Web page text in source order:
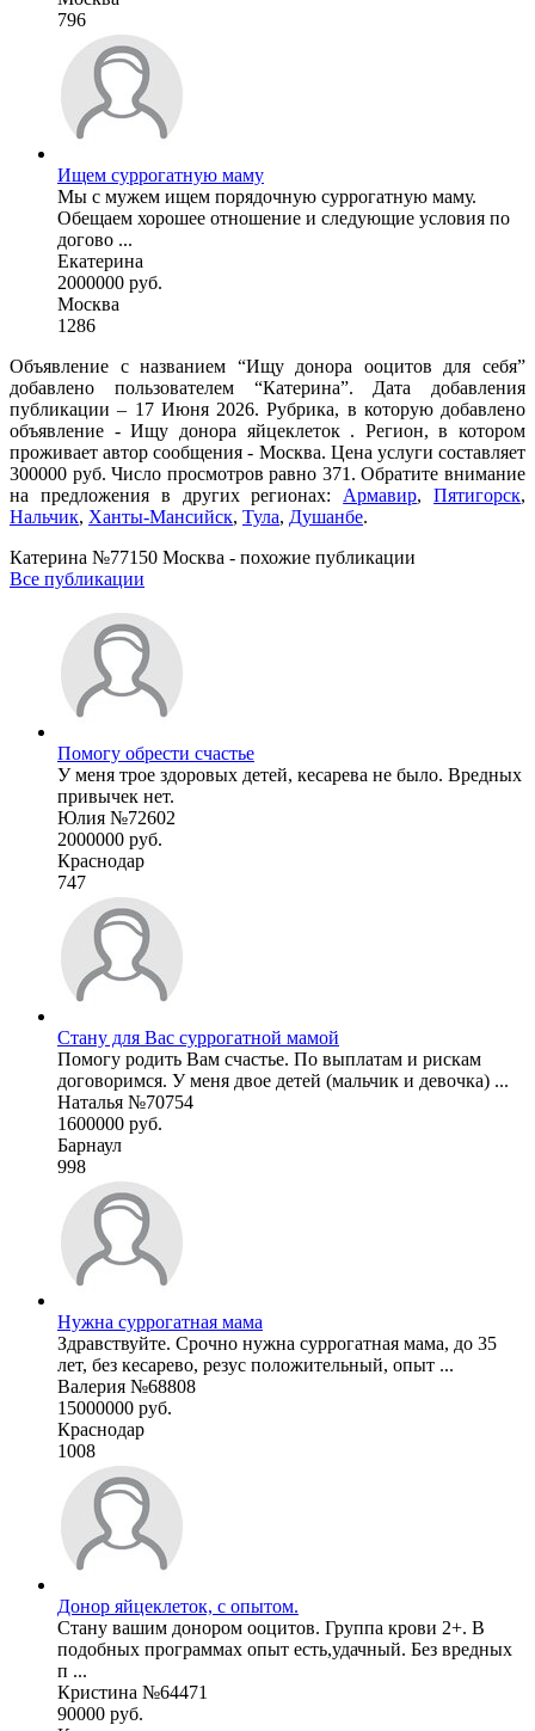
796
Ищем суррогатную маму
Мы с мужем ищем порядочную суррогатную маму.
Обещаем хорошее отношение и следующие условия по
догово ...
Екатерина
2000000 руб.
Москва
1286
Объявление с названием “Ищу донора ооцитов для себя”
добавлено пользователем “Катерина”. Дата добавления
публикации – 17 Июня 2026. Рубрика, в которую добавлено
объявление - Ищу донора яйцеклеток . Регион, в котором
проживает автор сообщения - Москва. Цена услуги составляет
300000 руб. Число просмотров равно 371. Обратите внимание
на предложения в других регионах: Армавир,Пятигорск,
Нальчик, Ханты-Мансийск, Тула, Душанбе.
Катерина №77150 Москва - похожие публикации
Все публикации
Помогу обрести счастье
У меня трое здоровых детей, кесарева не было. Вредных
привычек нет.
Юлия №72602
2000000 руб.
Краснодар
747
Стану для Вас суррогатной мамой
Помогу родить Вам счастье. По выплатам и рискам
договоримся. У меня двое детей (мальчик и девочка) ...
Наталья №70754
1600000 руб.
Барнаул
998
Нужна суррогатная мама
Здравствуйте. Срочно нужна суррогатная мама, до 35
лет, без кесарево, резус положительный, опыт ...
Валерия №68808
15000000 руб.
Краснодар
1008
Донор яйцеклеток, с опытом.
Стану вашим донором ооцитов. Группа крови 2+. В
подобных программах опыт есть,удачный. Без вредных
п ...
Кристина №64471
90000 руб.